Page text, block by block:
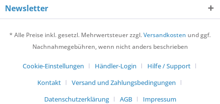
Newsletter
* Alle Preise inkl. gesetzl. Mehrwertsteuer zzgl.Versandkosten und ggf.
Nachnahmegebühren, wenn nicht anders beschrieben
Cookie-Einstellungen Händler-Login
Hilfe / Support
Kontakt
Versand und Zahlungsbedingungen
Datenschutzerklärung
AGB Impressum